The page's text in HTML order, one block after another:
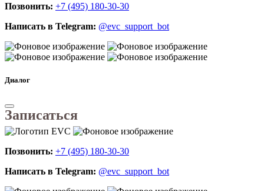
Позвонить: +7 (495) 180-30-30
Написать в Telegram: @evc_support_bot
Диалог
Записаться
Позвонить: +7 (495) 180-30-30
Написать в Telegram: @evc_support_bot